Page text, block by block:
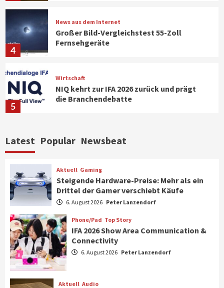
4
News aus dem Internet
Großer Bild-Vergleichstest 55-Zoll
Fernsehgeräte
5
Wirtschaft
NIQ kehrt zur IFA 2026 zurück und prägt
die Branchendebatte
6
CHERRY baut Vertriebsteam in
7
Smart Living Top Story
Verbraucher setzen immer mehr auf
1
Aktuell
Steigende Hardware-Preise: Mehr als ein
Drittel der Gamer verschiebt Käufe
Latest Popular Newsbeat
Aktuell Gaming
Steigende Hardware-Preise: Mehr als ein
Drittel der Gamer verschiebt Käufe
6. August 2026 Peter Lanzendorf
Phone/Pad Top Story
IFA 2026 Show Area Communication &
Connectivity
6. August 2026 Peter Lanzendorf
Aktuell Audio